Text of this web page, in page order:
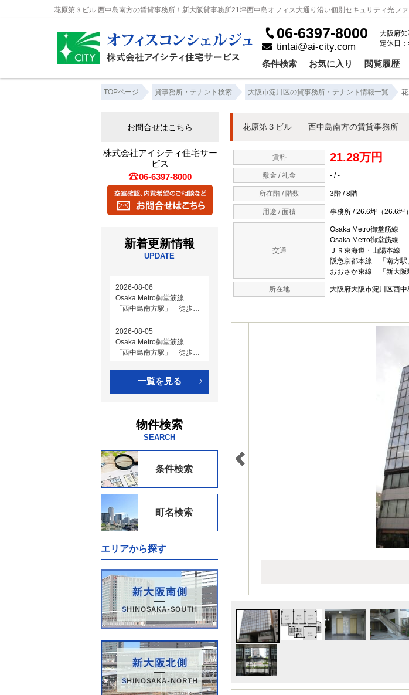
花原第３ビル 西中島南方の賃貸事務所！新大阪貸事務所21坪西中島オフィス大通り沿い個別セキュリティ光フ
06-6397-8000
tintai@ai-city.com
大阪府
定休日
条件検索 お気に入り 閲覧履歴
TOPページ 貸事務所・テナント検索 大阪市淀川区の貸事務所・テナント情報一覧
花原第３ビル 西中島南方の賃貸事務所
賃料 21.28万円
敷金 / 礼金 - / -
所在階 / 階数 3階 / 8階
用途 / 面積 事務所 / 26.6坪（26.6坪）
交通
Osaka Metro御堂筋線
Osaka Metro御堂筋線
ＪＲ東海道・山陽本
阪急京都本線 「南方
おおさか東線 「新大
所在地 大阪府大阪市淀川区西
お問合せはこちら
株式会社アイシティ住宅サー
ビス
06-6397-8000
新着更新情報
UPDATE
一覧を見る
物件検索
SEARCH
条件検索
町名検索
エリアから探す